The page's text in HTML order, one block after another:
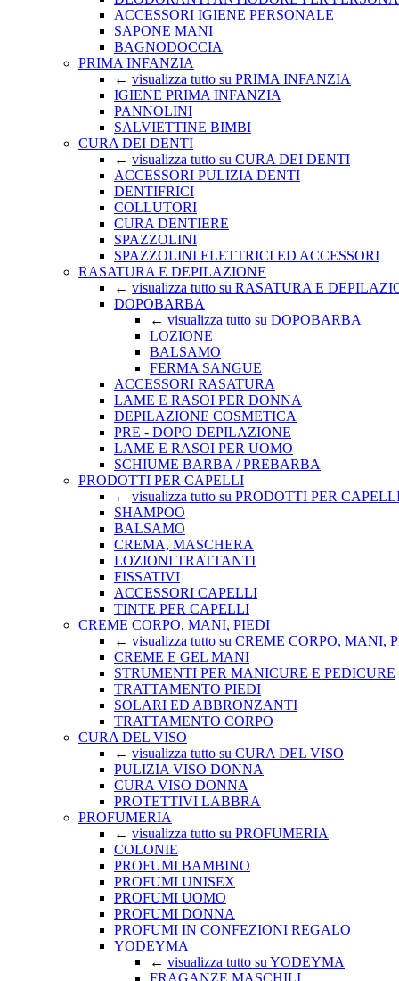
ACCESSORI IGIENE PERSONALE
SAPONE MANI
BAGNODOCCIA
PRIMA INFANZIA
← visualizza tutto su PRIMA INFANZIA
IGIENE PRIMA INFANZIA
PANNOLINI
SALVIETTINE BIMBI
CURA DEI DENTI
← visualizza tutto su CURA DEI DENTI
ACCESSORI PULIZIA DENTI
DENTIFRICI
COLLUTORI
CURA DENTIERE
SPAZZOLINI
SPAZZOLINI ELETTRICI ED ACCESSORI
RASATURA E DEPILAZIONE
← visualizza tutto su RASATURA E
DOPOBARBA
← visualizza tutto su DOPOBARBA
LOZIONE
BALSAMO
FERMA SANGUE
ACCESSORI RASATURA
LAME E RASOI PER DONNA
DEPILAZIONE COSMETICA
PRE - DOPO DEPILAZIONE
LAME E RASOI PER UOMO
SCHIUME BARBA / PREBARBA
PRODOTTI PER CAPELLI
← visualizza tutto su PRODOTTI PER
SHAMPOO
BALSAMO
CREMA, MASCHERA
LOZIONI TRATTANTI
FISSATIVI
ACCESSORI CAPELLI
TINTE PER CAPELLI
CREME CORPO, MANI, PIEDI
← visualizza tutto su CREME CORPO, MANI,
CREME E GEL MANI
STRUMENTI PER MANICURE E PEDICURE
TRATTAMENTO PIEDI
SOLARI ED ABBRONZANTI
TRATTAMENTO CORPO
CURA DEL VISO
← visualizza tutto su CURA DEL VISO
PULIZIA VISO DONNA
CURA VISO DONNA
PROTETTIVI LABBRA
PROFUMERIA
← visualizza tutto su PROFUMERIA
COLONIE
PROFUMI BAMBINO
PROFUMI UNISEX
PROFUMI UOMO
PROFUMI DONNA
PROFUMI IN CONFEZIONI REGALO
YODEYMA
← visualizza tutto su YODEYMA
FRAGANZE MASCHILI